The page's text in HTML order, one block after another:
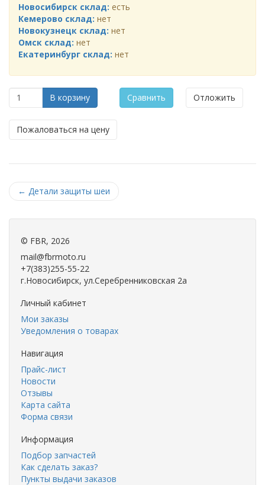
Новосибирск склад: есть
Кемерово склад: нет
Новокузнецк склад: нет
Омск склад: нет
Екатеринбург склад: нет
В корзину Сравнить Отложить
Пожаловаться на цену
← Детали защиты шеи
© FBR, 2026
mail@fbrmoto.ru
+7(383)255-55-22
г.Новосибирск, ул.Серебренниковская 2а
Личный кабинет
Мои заказы
Уведомления о товарах
Навигация
Прайс-лист
Новости
Отзывы
Карта сайта
Форма связи
Информация
Подбор запчастей
Как сделать заказ?
Пункты выдачи заказов